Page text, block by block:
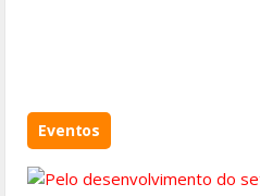
Eventos